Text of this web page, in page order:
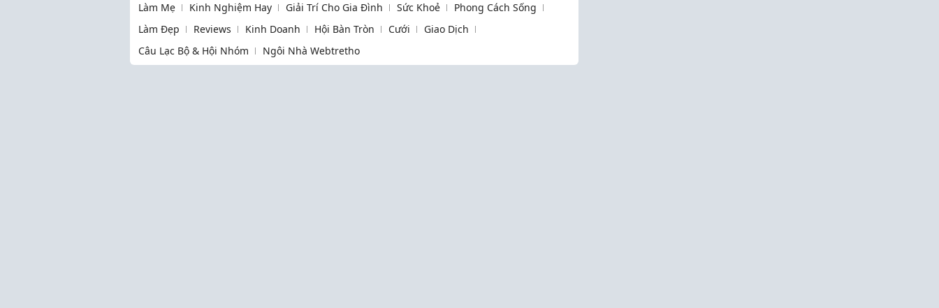
Làm Mẹ Kinh Nghiệm Hay Giải Trí Cho Gia Đình Sức Khoẻ
Phong Cách Sống
Làm Đẹp
Reviews Kinh Doanh Hội Bàn Tròn Cưới
Giao Dịch
Câu Lạc Bộ & Hội Nhóm
Ngôi Nhà Webtretho